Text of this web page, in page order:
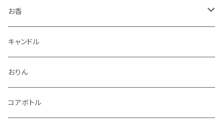
お香
香立・香皿
キャンドル
おりん
コアボトル